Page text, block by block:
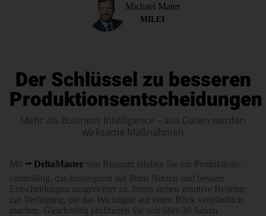
Michael Maier
MILEI
Der Schlüssel zu besseren
Produktionsentscheidungen
Mehr als Business Intelligence – aus Daten werden
wirksame Maßnahmen
Mit DeltaMaster von Bissantz erleben Sie ein Produk­tions­
controlling, das konse­quent auf Ihren Nutzen und bessere
Entscheidungen aus­ge­richtet ist. Ihnen stehen intuitive Berichte
zur Verfügung, die das Wichtigste auf einen Blick verständ­lich
machen. Gleich­zeitig profi­tieren Sie von über 30 Jahren